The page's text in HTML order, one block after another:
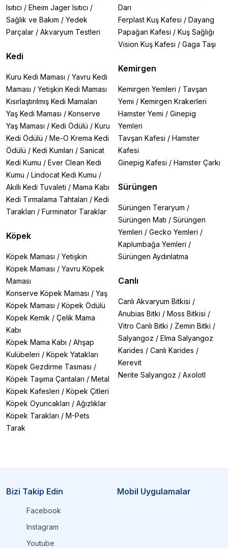
3. Şık ve Modern Tasarım
Şeffaf ve füme renk alternatifleri
Minimalist çerçevesiz modeller
Ev dekoruna uyumlu estetik görünüm
Kediniz İçin Doğru Cam Yatağı Seçimi
🔹Küçük ırklar için: 40x30 cm boyutlar
Orta boy kediler için: 50x40 cm boyutlar
🔹Büyük ırklar için: 60x50 cm geniş modeller
🔹Ekstra konfor isteyenler: Minderli versiyonlar
Kullanıcılarımız Ne Diyor?
"British Shorthair kedim artık pencereden ayrılmıyor!
Minderli model sayesinde saatlerce mutlu mesut
güneşleniyor." - Ayşe T.
Kedinizin yeni favori noktasını keşfedin! Şimdi sipariş
verin, 1-3 iş günü içinde kapınızda olsun.
Sıkça Sorulan Sorular:
Minder yıkanabilir mi?
Evet, tüm minderler makinede yıkanabilir özelliktedir.
İstanbul için 24 saat, diğer şehirler için 1-3 iş günüdür.
Isıtıcı / Eheim Jager Isıtıcı /
Sağlık ve Bakım / Yedek
Parçalar / Akvaryum Testleri
Kedi
Kuru Kedi Maması / Yavru Kedi
Maması / Yetişkin Kedi Maması
Kısırlaştırılmış Kedi Mamaları
Yaş Kedi Maması / Konserve
Yaş Maması / Kedi Ödülü / Kuru
Kedi Ödülü / Me-O Krema Kedi
Ödülü / Kedi Kumları / Sanicat
Kedi Kumu / Ever Clean Kedi
Kumu / Lindocat Kedi Kumu /
Akıllı Kedi Tuvaleti / Mama Kabı
Kedi Tırmalama Tahtaları / Kedi
Tarakları / Furminator Taraklar
Köpek
Köpek Maması / Yetişkin
Köpek Maması / Yavru Köpek
Maması
Konserve Köpek Maması / Yaş
Köpek Maması / Köpek Ödülü
Köpek Kemik / Çelik Mama
Kabı
Köpek Mama Kabı / Ahşap
Kulübeleri / Köpek Yatakları
Köpek Gezdirme Tasması /
Köpek Taşıma Çantaları / Metal
Köpek Kafesleri / Köpek Çitleri
Köpek Oyuncakları / Ağızlıklar
Köpek Tarakları / M-Pets
Tarak
Darı
Ferplast Kuş Kafesi / Dayang
Papağan Kafesi / Kuş Sağlığı
Vision Kuş Kafesi / Gaga Taşı
Kemirgen
Kemirgen Yemleri / Tavşan
Yemi / Kemirgen Krakerleri
Hamster Yemi / Ginepig
Yemleri
Tavşan Kafesi / Hamster
Kafesi
Ginepig Kafesi / Hamster Çarkı
Sürüngen
Sürüngen Teraryum /
Sürüngen Matı / Sürüngen
Yemleri / Gecko Yemleri /
Kaplumbağa Yemleri /
Sürüngen Aydınlatma
Canlı
Canlı Akvaryum Bitkisi /
Anubias Bitki / Moss Bitkisi /
Vitro Canlı Bitki / Zemin Bitki /
Salyangoz / Elma Salyangoz
Karides / Canlı Karides /
Kerevit
Nerite Salyangoz / Axolotl
Bizi Takip Edin
Facebook
Instagram
Youtube
Mobil Uygulamalar